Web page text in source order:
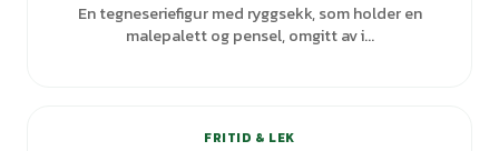
En tegneseriefigur med ryggsekk, som holder en
malepalett og pensel, omgitt av i...
FRITID & LEK